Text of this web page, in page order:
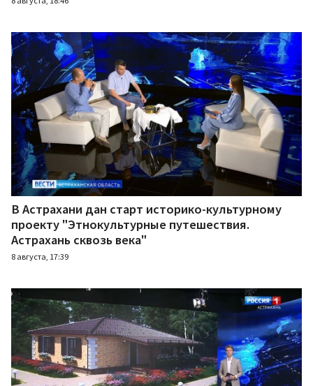
В Астрахани дан старт историко-культурному
проекту "Этнокультурные путешествия.
Астрахань сквозь века"
8 августа, 17:39